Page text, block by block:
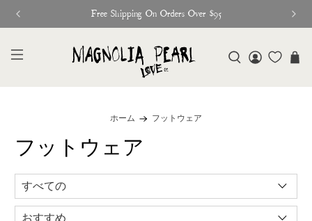
Free Shipping On Orders Over $95
ホーム フットウェア
フットウェア